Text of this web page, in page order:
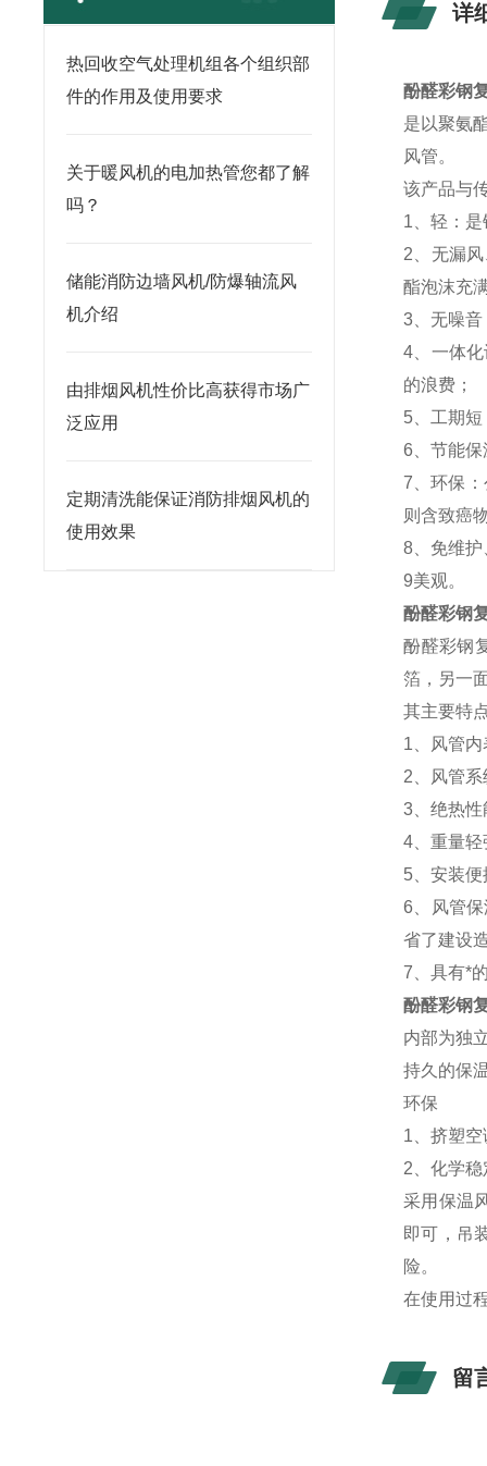
热回收空气处理机组各个组织部
件的作用及使用要求
关于暖风机的电加热管您都了解
吗？
储能消防边墙风机/防爆轴流风
机介绍
由排烟风机性价比高获得市场广
泛应用
定期清洗能保证消防排烟风机的
使用效果
详
酚醛彩钢
是以聚氨
风管
该产品与
1、轻：
2、无漏
酯泡沫充
3、无噪音
4、一体
的浪费；
5、工期
6、节能
7、环保
则含致癌
8、免维
9美观。
酚醛彩钢
酚醛彩钢
箔，另一
其主要特
1、风管
2、风管
3、绝热
4、重量
5、安装
6、风管
省了建设
7、具有*
酚醛彩钢
内部为独
持久的保
环保
1、挤塑
2、化学
采用保温
即可，吊
险。
在使用过
留